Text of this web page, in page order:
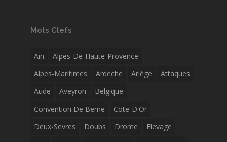
Mots Clefs
Ain
Alpes-De-Haute-Provence
Alpes-Maritimes
Ardeche Ariège
Attaques
Aude
Aveyron
Belgique
Convention De Berne
Cote-D'Or
Deux-Sevres
Doubs Drome
Elevage